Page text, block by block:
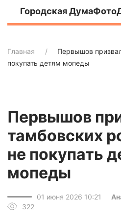
Городская ДумаФото
Главная
Первышов
покупать детям мопеды
Первышов
тамбовских
не покупать
мопеды
01 июня 2026 10:21
322